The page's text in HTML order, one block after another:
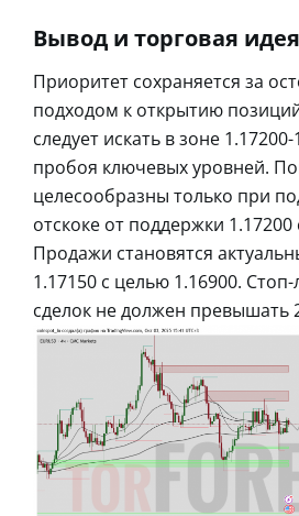
Вывод и торговая идея
Приоритет сохраняется за
подходом к открытию
следует искать в зоне
пробоя ключевых уровней.
целесообразны только при
отскоке от поддержки
Продажи становятся
1.17150 с целью 1.16900.
сделок не должен превышать